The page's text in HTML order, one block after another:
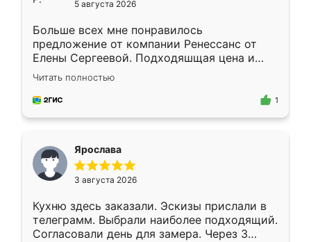
5 августа 2026
Больше всех мне понравилось
предложение от компании Ренессанс от
Елены Сергеевой. Подходяшщая цена и
короткие сроки изготовления. Приехавший
для замера сотрудник Владислав
предложил по моему эскизу самый
Читать полностью
1
Ярослава
3 августа 2026
Кухню здесь заказали. Эскизы прислали в
телеграмм. Выбрали наиболее подходящий.
Согласовали день для замера. Через 3